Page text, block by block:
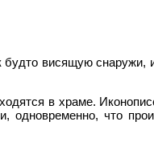
будто висящую снаружи,
в храме.
одновременно, что